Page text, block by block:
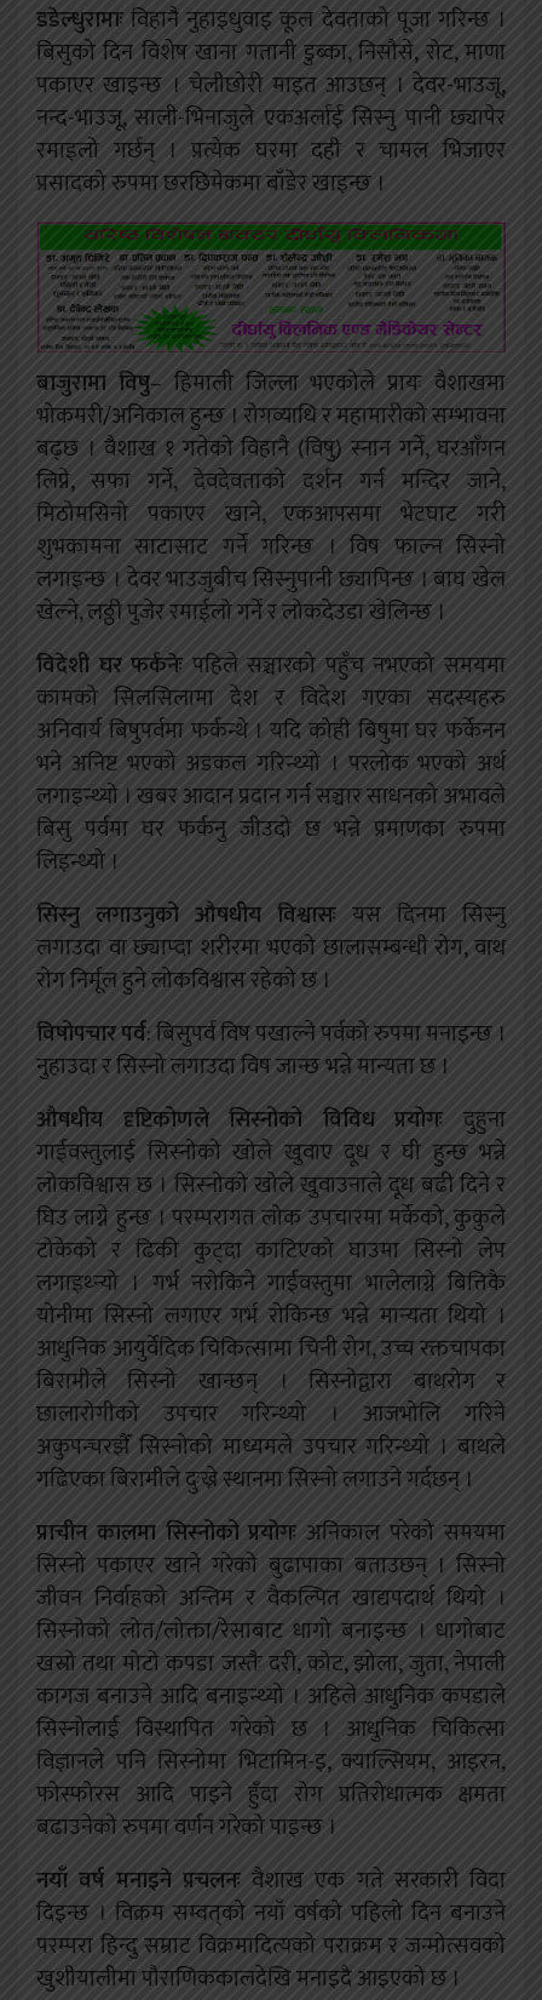
डडेल्धुरामाःविहानै नुहाइधुवाइ कूल देवताको पूजा गरिन्छ ।
बिसुको दिन विशेष खाना गतानी डुब्का, निसौसे, रोट, माणा
पकाएर खाइन्छ । चेलीछोरी माइत आउछन् । देवर-भाउजू,
नन्द-भाउजू, साली-भिनाजुले एकअर्लाई सिस्नु पानी छ्यापेर
रमाइलो गर्छन् । प्रत्येक घरमा दही र चामल भिजाएर
प्रसादको रुपमा छरछिमेकमा बाँडेर खाइन्छ ।
बाजुरामा विषु– हिमाली जिल्ला भएकोले प्रायः वैशाखमा
भोकमरी/अनिकाल हुन्छ । रोगव्याधि र महामारीको सम्भावना
बढ्छ । वैशाख १ गतेको विहानै (विषु) स्नान गर्ने, घरआँगन
लिप्ने, सफा गर्ने, देवदेवताको दर्शन गर्न मन्दिर जाने,
मिठोमसिनो पकाएर खाने, एकआपसमा भेटघाट गरी
शुभकामना साटासाट गर्ने गरिन्छ । विष फाल्न सिस्नो
लगाइन्छ । देवर भाउजुबीच सिस्नुपानी छ्यापिन्छ । बाघ खेल
खेल्ने, लठ्ठी पुजेर रमाईलो गर्ने र लोकदेउडा खेलिन्छ ।
विदेशी घर फर्कनेः पहिले सञ्चारको पहुँच नभएको समयमा
कामको सिलसिलामा देश र विदेश गएका सदस्यहरु
अनिवार्य बिषुपर्वमा फर्कन्थे । यदि कोही बिषुमा घर फर्केनन
भने अनिष्ट भएको अडकल गरिन्थ्यो । परलोक भएको अर्थ
लगाइन्थ्यो । खबर आदान प्रदान गर्न सञ्चार साधनको अभावले
बिसु पर्वमा घर फर्कनु जीउदो छ भन्ने प्रमाणका रुपमा
लिइन्थ्यो ।
सिस्नु लगाउनुको औषधीय विश्वासः यस दिनमा सिस्नु
लगाउदा वा छ्याप्दा शरीरमा भएको छालासम्बन्धी रोग, वाथ
रोग निर्मूल हुने लोकविश्वास रहेको छ ।
विषोपचार पर्व: बिसुपर्व विष पखाल्ने पर्वको रुपमा मनाइन्छ ।
नुहाउदा र सिस्नो लगाउदा विष जान्छ भन्ने मान्यता छ ।
औषधीय दृष्टिकोणले सिस्नोको विविध प्रयोगः दुहुना
गाईवस्तुलाई सिस्नोको खोले खुवाए दूध र घी हुन्छ भन्ने
लोकविश्वास छ । सिस्नोको खोले खुवाउनाले दूध बढी दिने र
घिउ लाग्ने हुन्छ । परम्परागत लोक उपचारमा मर्केको, कुकुले
टोकेको र ढिकी कुट्दा काटिएको घाउमा सिस्नो लेप
लगाइथ्न्यो । गर्भ नरोकिने गाईवस्तुमा भालेलाग्ने बित्तिकै
योनीमा सिस्नो लगाएर गर्भ रोकिन्छ भन्ने मान्यता थियो ।
आधुनिक आयुर्वेदिक चिकित्सामा चिनी रोग, उच्च रक्तचापका
बिरामीले सिस्नो खान्छन् । सिस्नोद्वारा बाथरोग र
छालारोगीको उपचार गरिन्थ्यो । आजभोलि गरिने
अकुपन्चरझैँ सिस्नोको माध्यमले उपचार गरिन्थ्यो । बाथले
गढिएका बिरामीले दुःख्ने स्थानमा सिस्नो लगाउने गर्दछन् ।
प्राचीन कालमा सिस्नोको प्रयोगः अनिकाल परेको समयमा
सिस्नो पकाएर खाने गरेको बुढापाका बताउछन् । सिस्नो
जीवन निर्वाहको अन्तिम र वैकल्पित खाद्यपदार्थ थियो ।
सिस्नोको लोत/लोक्ता/रेसाबाट धागो बनाइन्छ । धागोबाट
खस्रो तथा मोटो कपडा जस्तैः दरी, कोट, झोला, जुता, नेपाली
कागज बनाउने आदि बनाइन्थ्यो । अहिले आधुनिक कपडाले
सिस्नोलाई विस्थापित गरेको छ । आधुनिक चिकित्सा
विज्ञानले पनि सिस्नोमा भिटामिन-इ, क्याल्सियम, आइरन,
फोस्फोरस आदि पाइने हुँदा रोग प्रतिरोधात्मक क्षमता
बढाउनेको रुपमा वर्णन गरेको पाइन्छ ।
नयाँ वर्ष मनाइने प्रचलनः वैशाख एक गते सरकारी विदा
दिइन्छ । विक्रम सम्वत्‌को नयाँ वर्षको पहिलो दिन बनाउने
परम्परा हिन्दु सम्राट विक्रमादित्यको पराक्रम र जन्मोत्सवको
खुशीयालीमा पौराणिककालदेखि मनाइदै आइएको छ ।